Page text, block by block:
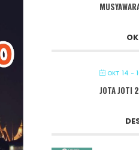
OKT 14 -
JOTA JOTI